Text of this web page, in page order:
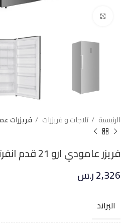
الرئيسية ثلاجات و فريزرات فريزرات
فريزر عامودي ارو 21 قدم انفرتر – استيل
2,326ر.س
البراند